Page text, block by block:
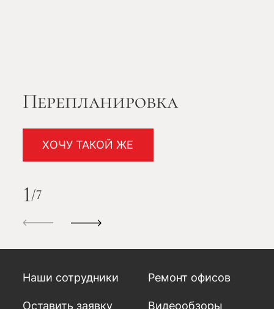
Перепланировка
ХОЧУ ТАКОЙ ЖЕ
1/7
Наши сотрудники Ремонт офисов
Оставить заявку Видеообзоры